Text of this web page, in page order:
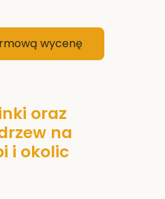
wycenę
oraz
na
i okolic